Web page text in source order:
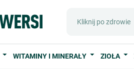
WITAMINY I MINERAŁY ZIOŁA